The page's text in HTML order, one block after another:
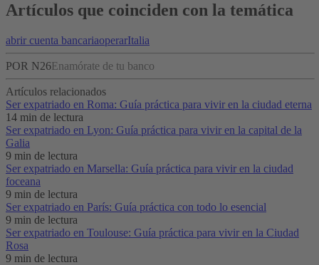
Artículos que coinciden con la temática
abrir cuenta bancariaoperarItalia
POR N26Enamórate de tu banco
Artículos relacionados
Ser expatriado en Roma: Guía práctica para vivir en la ciudad eterna
14 min de lectura
Ser expatriado en Lyon: Guía práctica para vivir en la capital de la
Galia
9 min de lectura
Ser expatriado en Marsella: Guía práctica para vivir en la ciudad
foceana
9 min de lectura
Ser expatriado en París: Guía práctica con todo lo esencial
9 min de lectura
Ser expatriado en Toulouse: Guía práctica para vivir en la Ciudad
Rosa
9 min de lectura